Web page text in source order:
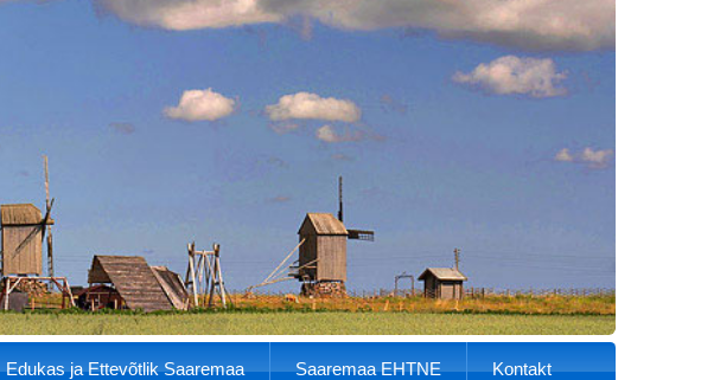
Edukas ja Ettevõtlik Saaremaa Saaremaa EHTNE Kontakt